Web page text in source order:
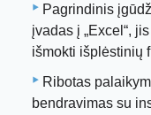
Pagrindinis
įvadas į „Excel“,
išmokti išplėstinių
Ribotas
bendravimas su